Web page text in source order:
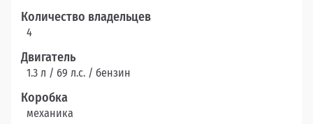
Количество владельцев
4
Двигатель
1.3 л / 69 л.c. / бензин
Коробка
механика